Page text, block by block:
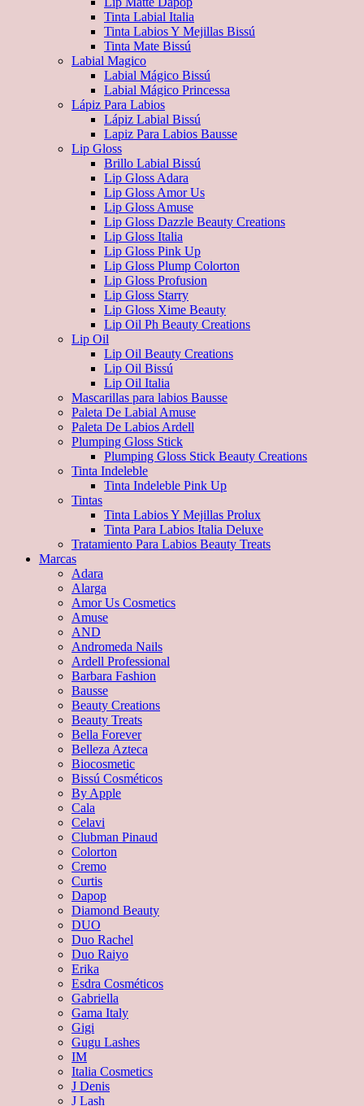
Tinta Labial Italia
Tinta Labios Y Mejillas Bissú
Tinta Mate Bissú
Labial Magico
Labial Mágico Bissú
Labial Mágico Princessa
Lápiz Para Labios
Lápiz Labial Bissú
Lapiz Para Labios Bausse
Lip Gloss
Brillo Labial Bissú
Lip Gloss Adara
Lip Gloss Amor Us
Lip Gloss Amuse
Lip Gloss Dazzle Beauty Creations
Lip Gloss Italia
Lip Gloss Pink Up
Lip Gloss Plump Colorton
Lip Gloss Profusion
Lip Gloss Starry
Lip Gloss Xime Beauty
Lip Oil Ph Beauty Creations
Lip Oil
Lip Oil Beauty Creations
Lip Oil Bissú
Lip Oil Italia
Mascarillas para labios Bausse
Paleta De Labial Amuse
Paleta De Labios Ardell
Plumping Gloss Stick
Plumping Gloss Stick Beauty Creations
Tinta Indeleble
Tinta Indeleble Pink Up
Tintas
Tinta Labios Y Mejillas Prolux
Tinta Para Labios Italia Deluxe
Tratamiento Para Labios Beauty Treats
Marcas
Adara
Alarga
Amor Us Cosmetics
Amuse
AND
Andromeda Nails
Ardell Professional
Barbara Fashion
Bausse
Beauty Creations
Beauty Treats
Bella Forever
Belleza Azteca
Biocosmetic
Bissú Cosméticos
By Apple
Cala
Celavi
Clubman Pinaud
Colorton
Cremo
Curtis
Dapop
Diamond Beauty
DUO
Duo Rachel
Duo Raiyo
Erika
Esdra Cosméticos
Gabriella
Gama Italy
Gigi
Gugu Lashes
IM
Italia Cosmetics
J Denis
J Lash